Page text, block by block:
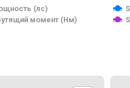
(лс)
момент (Нм)